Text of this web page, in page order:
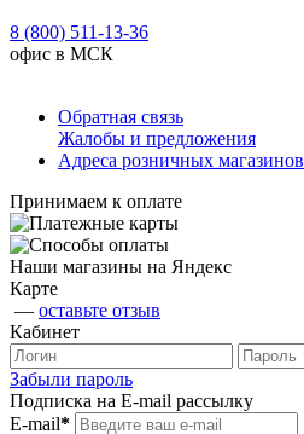
8 (800) 511-13-36
офис в МСК
Обратная связь
Жалобы и предложения
Адреса розничных магазинов
Принимаем к оплате
Наши магазины на Яндекс
Карте
— оставьте отзыв
Кабинет
Забыли пароль
Подписка на E-mail рассылку
E-mail*